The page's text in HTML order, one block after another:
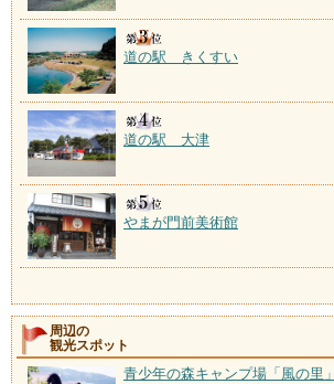
道の駅 きくすい
道の駅 大津
やまが門前美術館
周辺の
観光スポット
青少年の森キャンプ場「風の里」